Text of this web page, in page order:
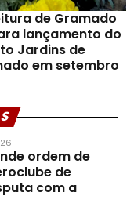
de Gramado
lançamento do
Jardins de
em setembro
ordem de
de
com a